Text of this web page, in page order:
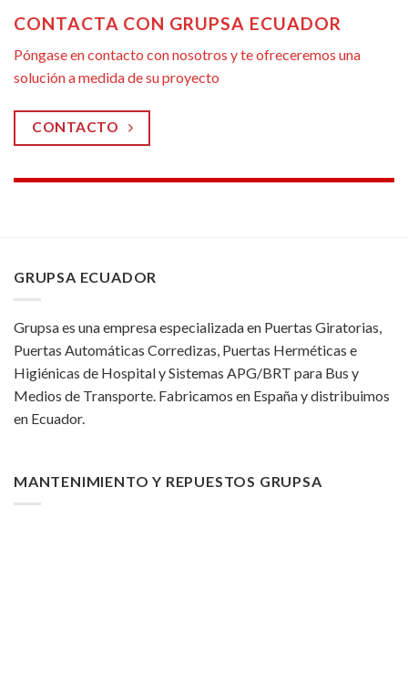
CONTACTA CON GRUPSA ECUADOR
Póngase en contacto con nosotros y te ofreceremos una
solución a medida de su proyecto
CONTACTO
GRUPSA ECUADOR
Grupsa es una empresa especializada en Puertas Giratorias,
Puertas Automáticas Corredizas, Puertas Herméticas e
Higiénicas de Hospital y Sistemas APG/BRT para Bus y
Medios de Transporte. Fabricamos en España y distribuimos
en Ecuador.
MANTENIMIENTO Y REPUESTOS GRUPSA